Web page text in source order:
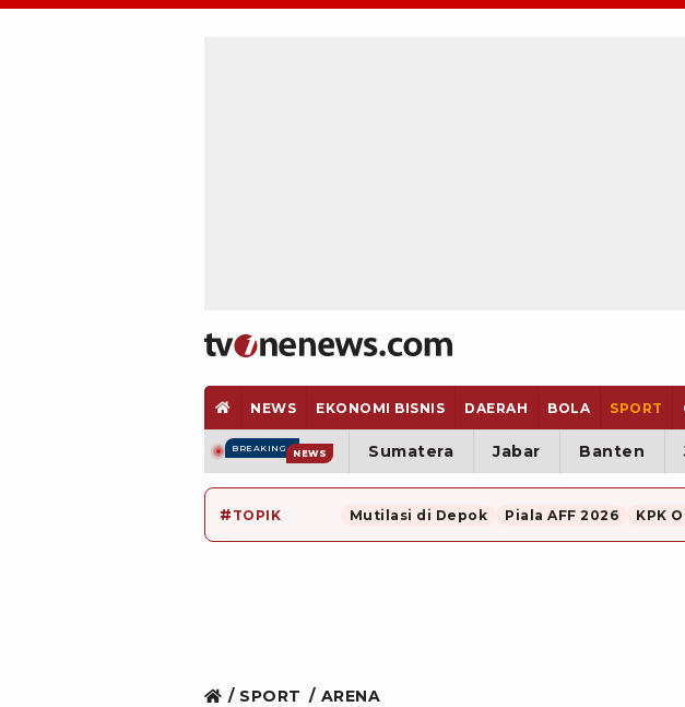
NEWS EKONOMI BISNIS DAERAH BOLA SPORT
BREAKING NEWS Sumatera Jabar Banten
# TOPIK Mutilasi di Depok Piala AFF 2026 KPK
SPORT ARENA